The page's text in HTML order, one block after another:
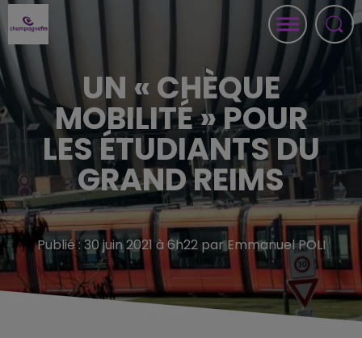
UN « CHÈQUE
MOBILITÉ » POUR
LES ÉTUDIANTS DU
GRAND REIMS
Publié : 30 juin 2021 à 6h22 par Emmanuel POLI